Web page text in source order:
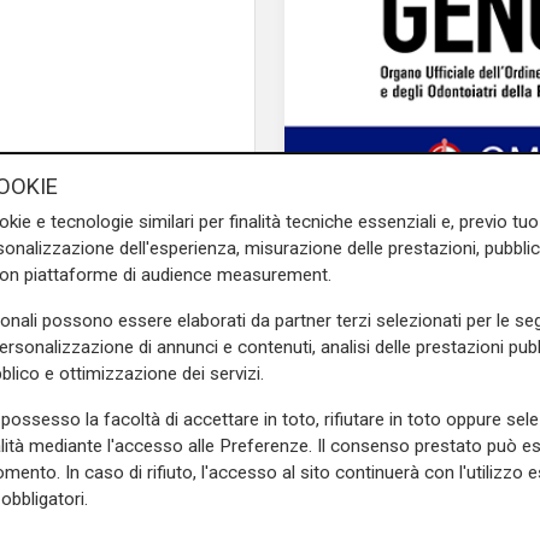
una foto pubblicata su
Al post ha
. Nessuna parola, ma nella
è stampata in modo
Mia, Tua, Nostra
e tecnologie similari per finalità tecniche essenziali e, previo
dell'esperienza, misurazione delle prestazioni,
piattaforme di audience measurement.
possono essere elaborati da partner terzi selezionati per le
di annunci e contenuti, analisi delle prestazioni
e ottimizzazione dei servizi.
la facoltà di accettare in toto, rifiutare in toto oppure
mediante l'accesso alle Preferenze. Il consenso prestato può
In caso di rifiuto, l'accesso al sito continuerà con l'utilizzo